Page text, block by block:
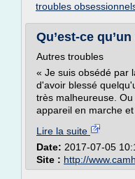
troubles
Qu’est-ce
Autres troubles
« Je suis obsédé par
d'avoir blessé
très malheureuse.
appareil en marche et
Lire la suite
Date: 2017-07-05
Site : http://